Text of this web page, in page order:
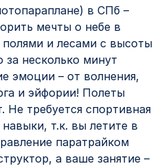
в СПб –
мечты о небе в
и лесами с высоты
за несколько минут
эмоции – от волнения,
и эйфории! Полеты
Не требуется спортивная
т.к. вы летите в
паратрайком
а ваше занятие –